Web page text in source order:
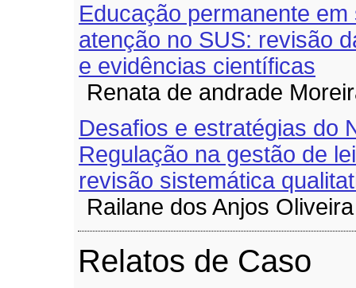
Educação permanente
atenção no SUS: revisão
e evidências científicas
Renata de andrade
Desafios e estratégias do
Regulação na gestão de
revisão sistemática
Railane dos Anjos Oliveira
Relatos de Caso